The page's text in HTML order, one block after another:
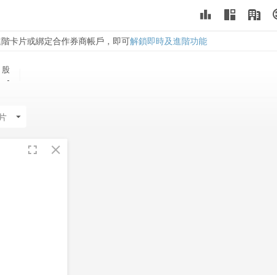
leaderboard
卡片或綁定合作券商帳戶，即可解鎖即時及進階功能
股
-
arrow_drop_down
fullscreen close